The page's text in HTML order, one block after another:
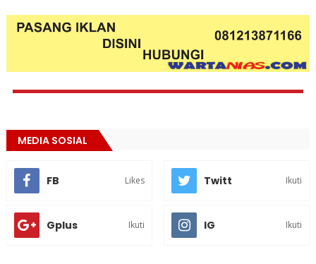
MEDIA SOSIAL
FB Likes Twitt Ikuti
Gplus Ikuti IG Ikuti